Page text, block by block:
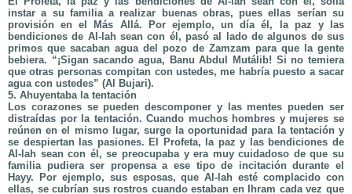
instar a su familia a realizar buenas obras, pues ellas serían su
provisión en el Más Allá. Por ejemplo, un día él, la paz y las
bendiciones de Al-lah sean con él, pasó al lado de algunos de sus
primos que sacaban agua del pozo de Zamzam para que la gente
bebiera. “¡Sigan sacando agua, Banu Abdul Mutálib! Si no temiera
que otras personas compitan con ustedes, me habría puesto a sacar
agua con ustedes” (Al Bujari).
5. Ahuyentaba la tentación
Los corazones se pueden descomponer y las mentes pueden ser
distraídas por la tentación. Cuando muchos hombres y mujeres se
reúnen en el mismo lugar, surge la oportunidad para la tentación y
se despiertan las pasiones. El Profeta, la paz y las bendiciones de
Al-lah sean con él, se preocupaba y era muy cuidadoso de que su
familia pudiera ser propensa a ese tipo de incitación durante el
Hayy. Por ejemplo, sus esposas, que Al-lah esté complacido con
ellas, se cubrían sus rostros cuando estaban en Ihram cada vez que